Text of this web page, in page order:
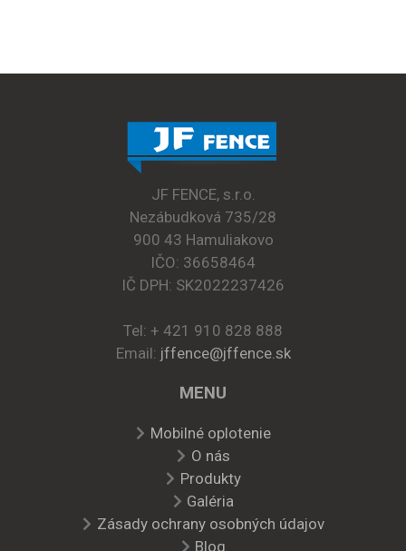
JF FENCE, s.r.o.
Nezábudková 735/28
900 43 Hamuliakovo
IČO: 36658464
IČ DPH: SK2022237426
Tel: + 421 910 828 888
Email: jffence@jffence.sk
MENU
Mobilné oplotenie
O nás
Produkty
Galéria
Zásady ochrany osobných údajov
Blog